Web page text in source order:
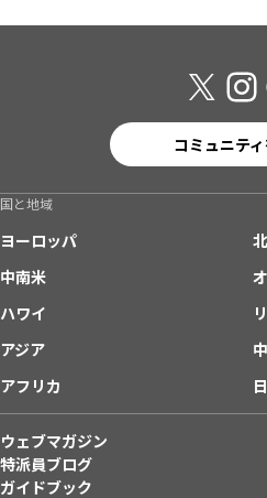
コミュニテ
国と地域
ヨーロッパ
中南米
ハワイ
アジア
アフリカ
ウェブマガジン
特派員ブログ
ガイドブック